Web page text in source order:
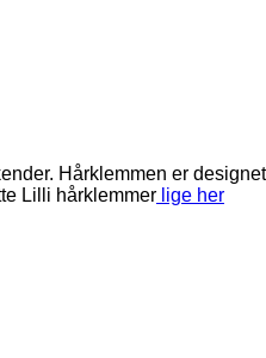
Hårklemmen er
Lilli hårklemmer lige her